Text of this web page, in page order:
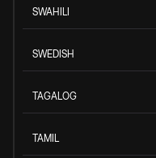
SWAHILI
SWEDISH
TAGALOG
TAMIL